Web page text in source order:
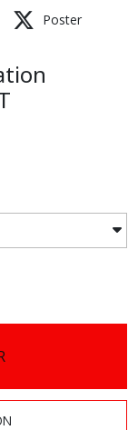
Poster